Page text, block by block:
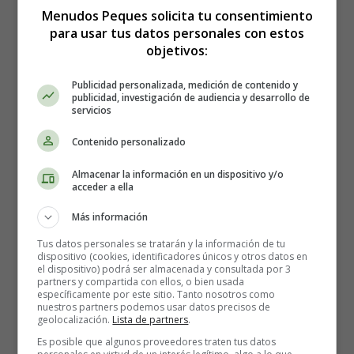
práctica habitual en la sala de partos. Las razones para
ello eran la prevención de infecciones. Se suponía que si
la mujer evacuaba en el momento del parto y el bebé
riesgo de infectarse.
estimulaba el parto y reducía su duración. Pero
¿En que casos se podría
utilizar el enema durante el
parto?
Cuando la madre sufre deestreñimiento
cantidad de heces acumuladas es muy grande
Menudos Peques solicita tu consentimiento
para usar tus datos personales con estos
objetivos:
Publicidad personalizada, medición de contenido y
publicidad, investigación de audiencia y desarrollo de
servicios
Contenido personalizado
Almacenar la información en un dispositivo y/o
acceder a ella
Más información
Tus datos personales se tratarán y la información de tu
dispositivo (cookies, identificadores únicos y otros datos en
el dispositivo) podrá ser almacenada y consultada por 3
partners y compartida con ellos, o bien usada
específicamente por este sitio. Tanto nosotros como
nuestros partners podemos usar datos precisos de
geolocalización. Lista de partners.
Es posible que algunos proveedores traten tus datos